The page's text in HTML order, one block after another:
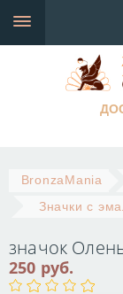
BronzaMania
Значки с
значок
250 руб.